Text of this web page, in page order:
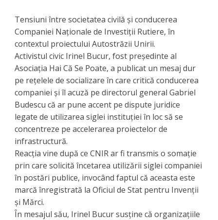
Tensiuni între societatea civilă și conducerea
Companiei Naționale de Investiții Rutiere, în
contextul proiectului Autostrăzii Unirii.
Activistul civic Irinel Bucur, fost președinte al
Asociația Hai Că Se Poate, a publicat un mesaj dur
pe rețelele de socializare în care critică conducerea
companiei și îl acuză pe directorul general Gabriel
Budescu că ar pune accent pe dispute juridice
legate de utilizarea siglei instituției în loc să se
concentreze pe accelerarea proiectelor de
infrastructură.
Reacția vine după ce CNIR ar fi transmis o somație
prin care solicită încetarea utilizării siglei companiei
în postări publice, invocând faptul că aceasta este
marcă înregistrată la Oficiul de Stat pentru Invenții
și Mărci.
În mesajul său, Irinel Bucur susține că organizațiile